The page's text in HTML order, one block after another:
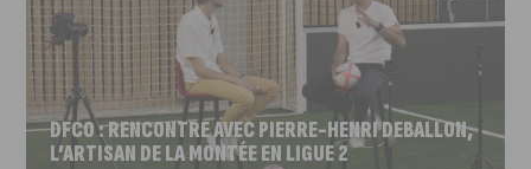
DFCO : RENCONTRE AVEC PIERRE-HENRI DEBALLON,
L’ARTISAN DE LA MONTÉE EN LIGUE 2